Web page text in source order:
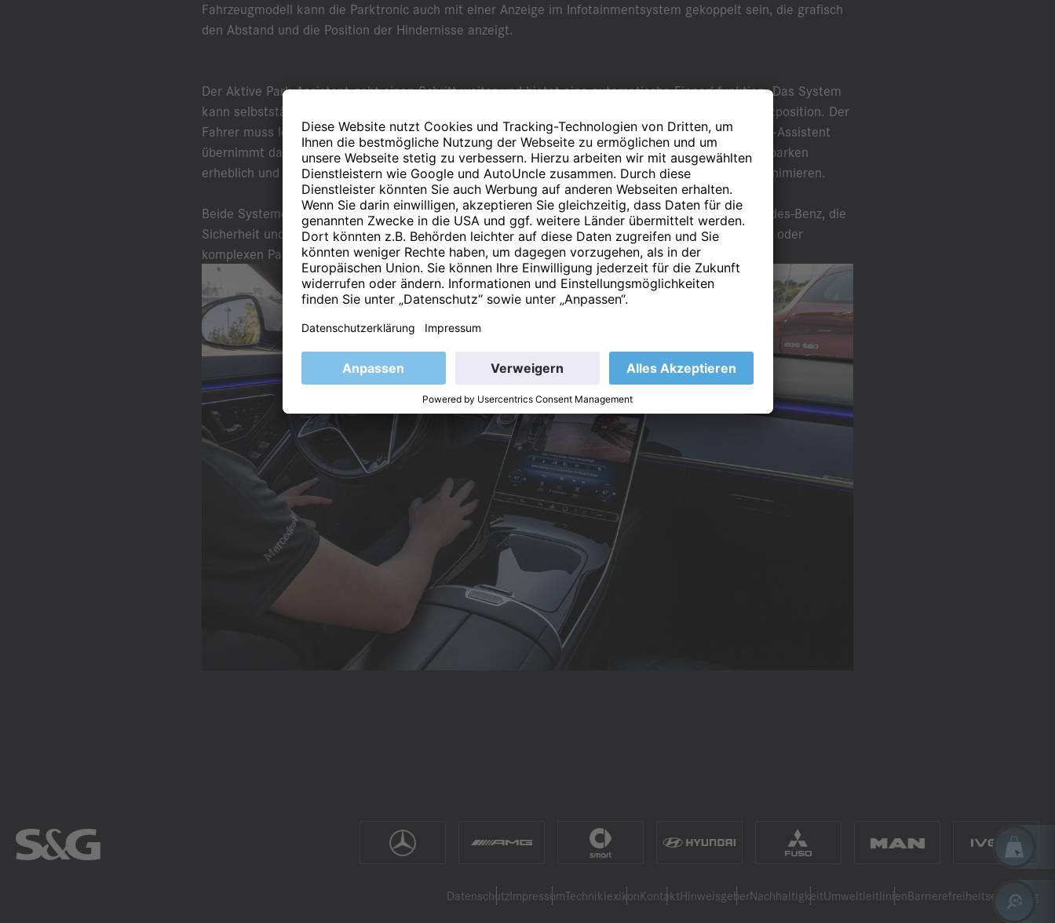
Fahrzeugmodell kann die Parktronic auch mit einer Anzeige im Infotainmentsystem gekoppelt sein, die grafisch
den Abstand und die Position der Hindernisse anzeigt.
Der Aktive Park-Assistent geht einen Schritt weiter und bietet eine automatische Einparkfunktion. Das System
kann selbstständig geeignete Parklücken erkennen und lenkt das Fahrzeug automatisch in die Parkposition. Der
Fahrer muss lediglich Gas geben, bremsen und gegebenenfalls den Gang einlegen. Der Aktive Park-Assistent
übernimmt das Lenken und steuert das Fahrzeug präzise in die Parklücke. Dies erleichtert das Einparken
erheblich und trägt dazu bei, Beschädigungen am Fahrzeug durch unsachgemäßes Einparken zu minimieren.
Beide Systeme, die Parktronic und der Aktive Park-Assistent, sind Teil der Bemühungen von Mercedes-Benz, die
Sicherheit und den Komfort beim Parken zu verbessern und den Fahrern das Manövrieren in engen oder
komplexen Parkplatzsituationen zu erleichtern.
DatenschutzImpressumTechniklexikonKontaktHinweisgeberNachhaltigkeitUmweltleitlinienBarrierefreiheitserklärung